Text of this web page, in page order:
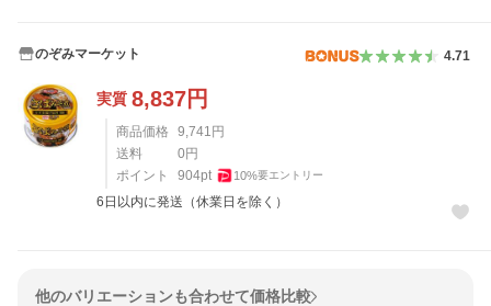
のぞみマーケット 4.71
実質 8,837円
商品価格 9,741 円
送料
0 円
ポイント
904pt 10%要エントリー
6日以内に発送（休業日を除く）
他のバリエーションも合わせて価格比較